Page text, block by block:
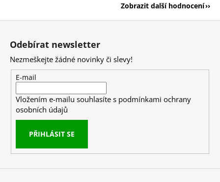
Zobrazit další hodnocení
Z
Odebírat newsletter
Nezmeškejte žádné novinky či slevy!
E-mail
Vložením e-mailu souhlasíte s podmínkami ochrany
osobních údajů
PŘIHLÁSIT SE